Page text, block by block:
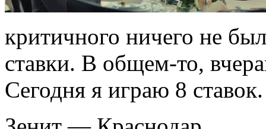
критичного ничего не
ставки. В общем-то,
Сегодня я играю 8